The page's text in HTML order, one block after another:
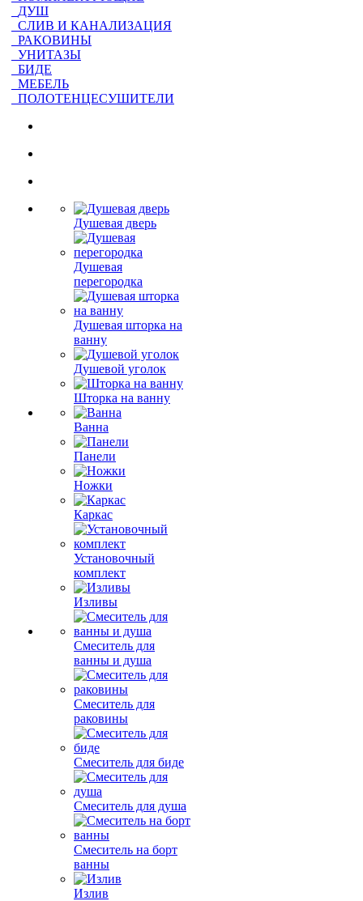
ДУШ
СЛИВ И КАНАЛИЗАЦИЯ
РАКОВИНЫ
УНИТАЗЫ
БИДЕ
МЕБЕЛЬ
ПОЛОТЕНЦЕСУШИТЕЛИ
Душевая дверь
Душевая
перегородка
Душевая шторка на
ванну
Душевой уголок
Шторка на ванну
Ванна
Панели
Ножки
Каркас
Установочный
комплект
Изливы
Смеситель для
ванны и душа
Смеситель для
раковины
Смеситель для биде
Смеситель для душа
Смеситель на борт
ванны
Излив